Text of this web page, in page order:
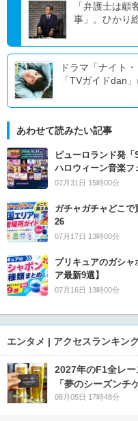
「弁護士は顧
事」。ひかり
ドラマ「ナイト
「TVガイドdan
あわせて読みたい記事
ピューロランド発
ハロウィーン音楽フ
07月31日 15時00分
ガチャガチャどこ
26
07月17日 13時00分
プリキュアのガシャ
ア最新9選】
07月16日 13時00分
エンタメ | アクセスランキン
2027年のF1全レ
「夢のシーズンチ
08月05日 17時48分